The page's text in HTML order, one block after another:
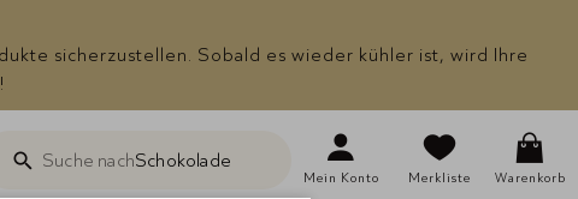
sicherzustellen. Sobald es wieder kühler ist, wird Ihre
SucheSuche nachSchokolade
Mein Konto Merkliste Warenkorb